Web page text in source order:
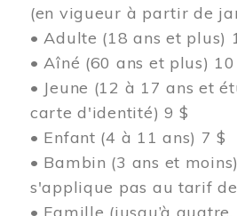
(en vigueur à partir de
• Adulte (18 ans et plus)
• Aîné (60 ans et plus) 10
• Jeune (12 à 17 ans et
carte d'identité) 9 $
• Enfant (4 à 11 ans) 7 $
• Bambin (3 ans et
s'applique pas au tarif